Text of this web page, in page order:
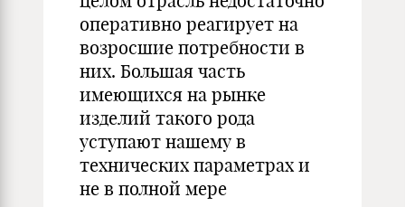
оперативно реагирует на
возросшие потребности в
них. Большая часть
имеющихся на рынке
изделий такого рода
уступают нашему в
технических параметрах и
не в полной мере